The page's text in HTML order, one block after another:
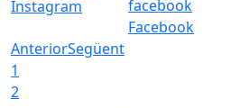
Instagram
Facebook
AnteriorSegüent
1
2